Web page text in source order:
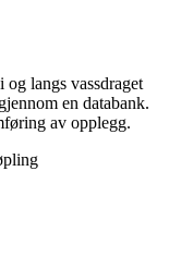
og langs vassdraget
en databank.
av opplegg.